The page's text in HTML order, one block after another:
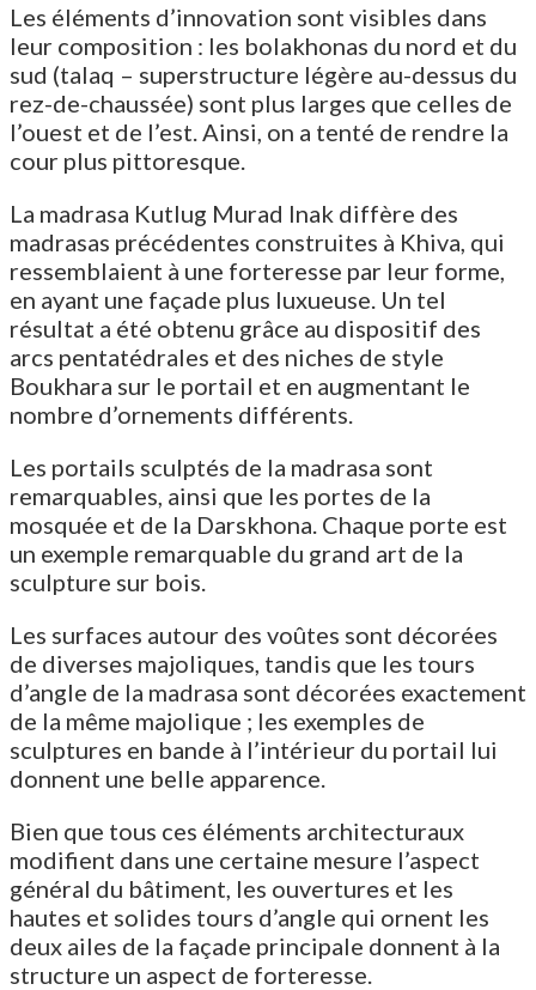
Les éléments d’innovation sont visibles dans
leur composition : les bolakhonas du nord et du
sud (talaq – superstructure légère au-dessus du
rez-de-chaussée) sont plus larges que celles de
l’ouest et de l’est. Ainsi, on a tenté de rendre la
cour plus pittoresque.
La madrasa Kutlug Murad Inak diffère des
madrasas précédentes construites à Khiva, qui
ressemblaient à une forteresse par leur forme,
en ayant une façade plus luxueuse. Un tel
résultat a été obtenu grâce au dispositif des
arcs pentatédrales et des niches de style
Boukhara sur le portail et en augmentant le
nombre d’ornements différents.
Les portails sculptés de la madrasa sont
remarquables, ainsi que les portes de la
mosquée et de la Darskhona. Chaque porte est
un exemple remarquable du grand art de la
sculpture sur bois.
Les surfaces autour des voûtes sont décorées
de diverses majoliques, tandis que les tours
d’angle de la madrasa sont décorées exactement
de la même majolique ; les exemples de
sculptures en bande à l’intérieur du portail lui
donnent une belle apparence.
Bien que tous ces éléments architecturaux
modifient dans une certaine mesure l’aspect
général du bâtiment, les ouvertures et les
hautes et solides tours d’angle qui ornent les
deux ailes de la façade principale donnent à la
structure un aspect de forteresse.